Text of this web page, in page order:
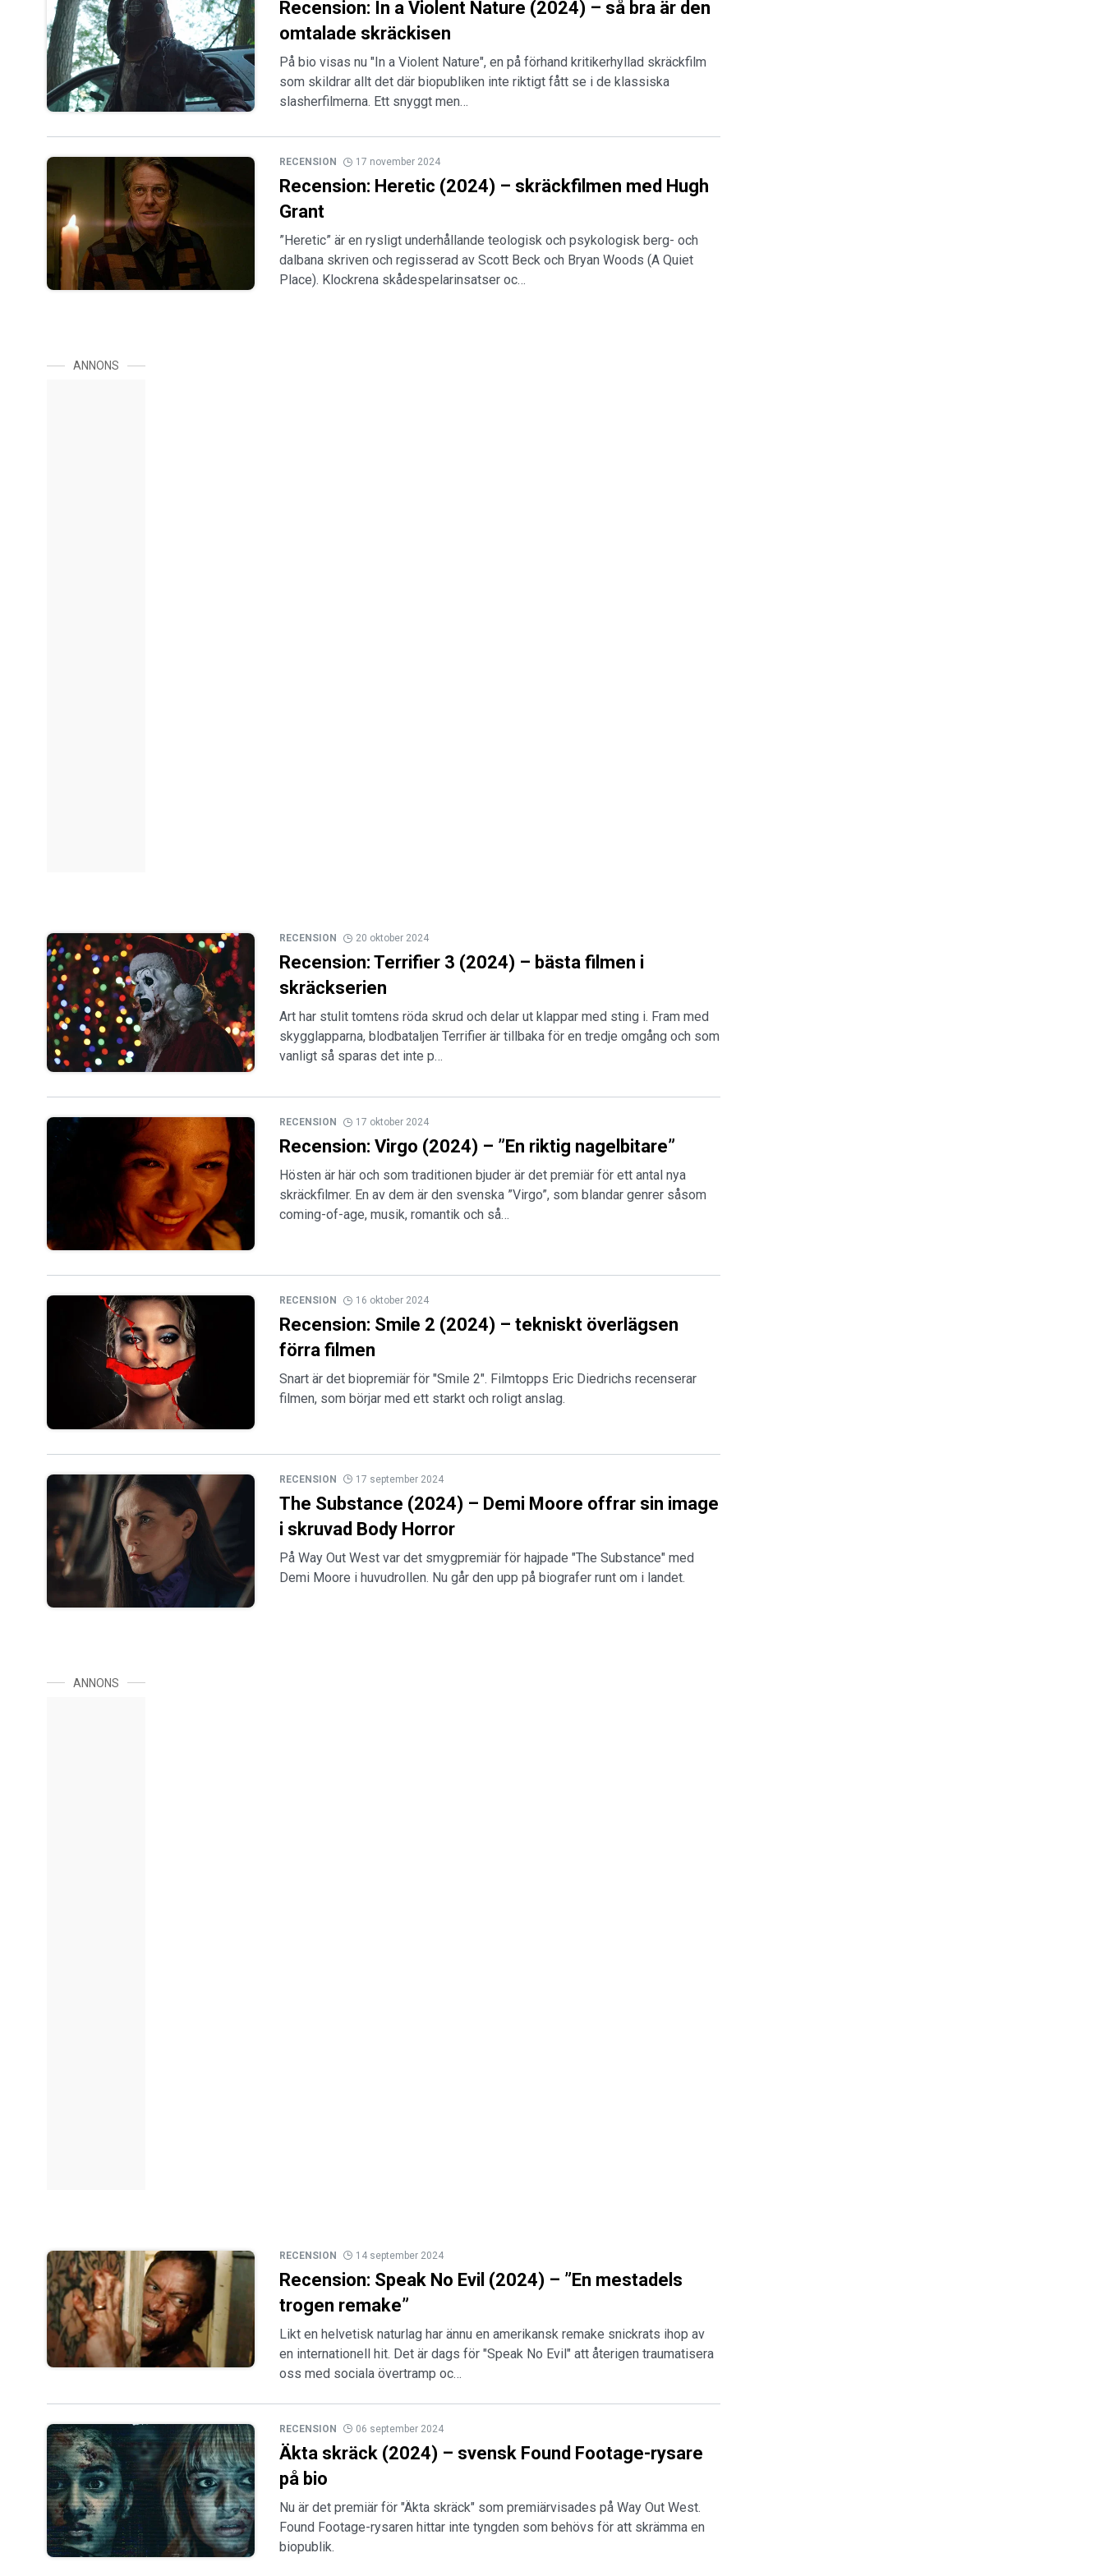
Recension: In a Violent Nature (2024) – så bra är den
omtalade skräckisen
På bio visas nu "In a Violent Nature", en på förhand kritikerhyllad skräckfilm
som skildrar allt det där biopubliken inte riktigt fått se i de klassiska
slasherfilmerna. Ett snyggt men…
RECENSION 17 november 2024
Recension: Heretic (2024) – skräckfilmen med Hugh
Grant
”Heretic” är en rysligt underhållande teologisk och psykologisk berg- och
dalbana skriven och regisserad av Scott Beck och Bryan Woods (A Quiet
Place). Klockrena skådespelarinsatser oc…
ANNONS
RECENSION 20 oktober 2024
Recension: Terrifier 3 (2024) – bästa filmen i
skräckserien
Art har stulit tomtens röda skrud och delar ut klappar med sting i. Fram med
skygglapparna, blodbataljen Terrifier är tillbaka för en tredje omgång och som
vanligt så sparas det inte p…
RECENSION 17 oktober 2024
Recension: Virgo (2024) – ”En riktig nagelbitare”
Hösten är här och som traditionen bjuder är det premiär för ett antal nya
skräckfilmer. En av dem är den svenska ”Virgo”, som blandar genrer såsom
coming-of-age, musik, romantik och så…
RECENSION 16 oktober 2024
Recension: Smile 2 (2024) – tekniskt överlägsen
förra filmen
Snart är det biopremiär för "Smile 2". Filmtopps Eric Diedrichs recenserar
filmen, som börjar med ett starkt och roligt anslag.
RECENSION 17 september 2024
The Substance (2024) – Demi Moore offrar sin image
i skruvad Body Horror
På Way Out West var det smygpremiär för hajpade "The Substance" med
Demi Moore i huvudrollen. Nu går den upp på biografer runt om i landet.
ANNONS
RECENSION 14 september 2024
Recension: Speak No Evil (2024) – ”En mestadels
trogen remake”
Likt en helvetisk naturlag har ännu en amerikansk remake snickrats ihop av
en internationell hit. Det är dags för "Speak No Evil" att återigen traumatisera
oss med sociala övertramp oc…
RECENSION 06 september 2024
Äkta skräck (2024) – svensk Found Footage-rysare
på bio
Nu är det premiär för "Äkta skräck" som premiärvisades på Way Out West.
Found Footage-rysaren hittar inte tyngden som behövs för att skrämma en
biopublik.